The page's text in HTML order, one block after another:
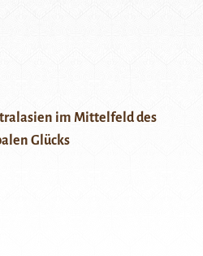
im Mittelfeld des
Glücks